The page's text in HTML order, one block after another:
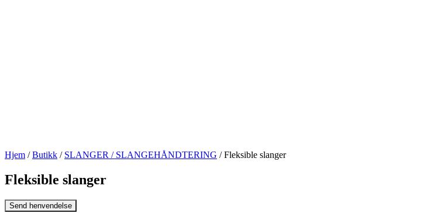
Hjem /Butikk / SLANGER / SLANGEHÅNDTERING / Fleksible slanger
Fleksible slanger
Send henvendelse